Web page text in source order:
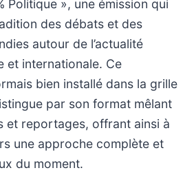
Politique », une émission qui
des débats et des
autour de l’actualité
et internationale. Ce
bien installé dans la grille
par son format mêlant
et reportages, offrant ainsi à
une approche complète et
du moment.